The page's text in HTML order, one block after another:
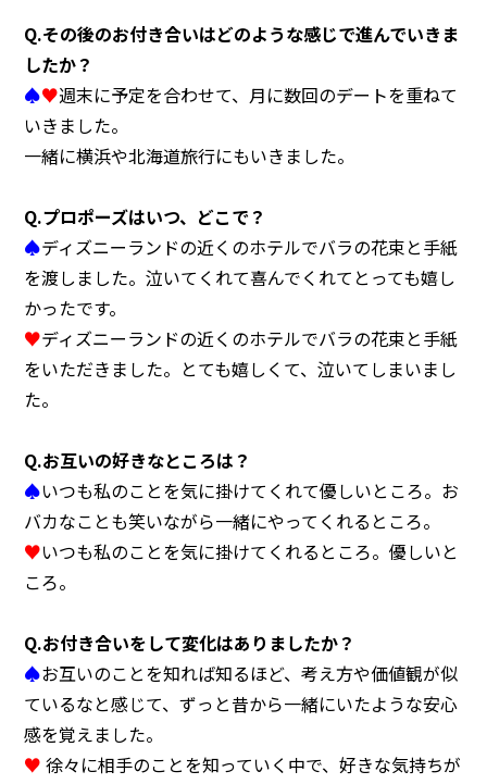
Q.その後のお付き合いはどのような感じで進んでいきま
したか？
♠♥週末に予定を合わせて、月に数回のデートを重ねて
いきました。
一緒に横浜や北海道旅行にもいきました。
Q.プロポーズはいつ、どこで？
♠ディズニーランドの近くのホテルでバラの花束と手紙
を渡しました。泣いてくれて喜んでくれてとっても嬉し
かったです。
♥ディズニーランドの近くのホテルでバラの花束と手紙
をいただきました。とても嬉しくて、泣いてしまいまし
た。
Q.お互いの好きなところは？
♠いつも私のことを気に掛けてくれて優しいところ。お
バカなことも笑いながら一緒にやってくれるところ。
♥いつも私のことを気に掛けてくれるところ。優しいと
ころ。
Q.お付き合いをして変化はありましたか？
♠お互いのことを知れば知るほど、考え方や価値観が似
ているなと感じて、ずっと昔から一緒にいたような安心
感を覚えました。
♥ 徐々に相手のことを知っていく中で、好きな気持ちが